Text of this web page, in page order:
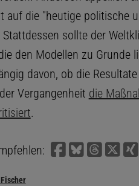
auf die "heutige politische
sollte der
den Modellen zu Grunde
davon, ob die
Vergangenheit die
.